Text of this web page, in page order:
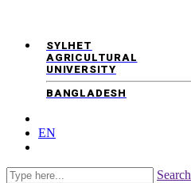
SYLHET
AGRICULTURAL
UNIVERSITY
BANGLADESH
EN
Search